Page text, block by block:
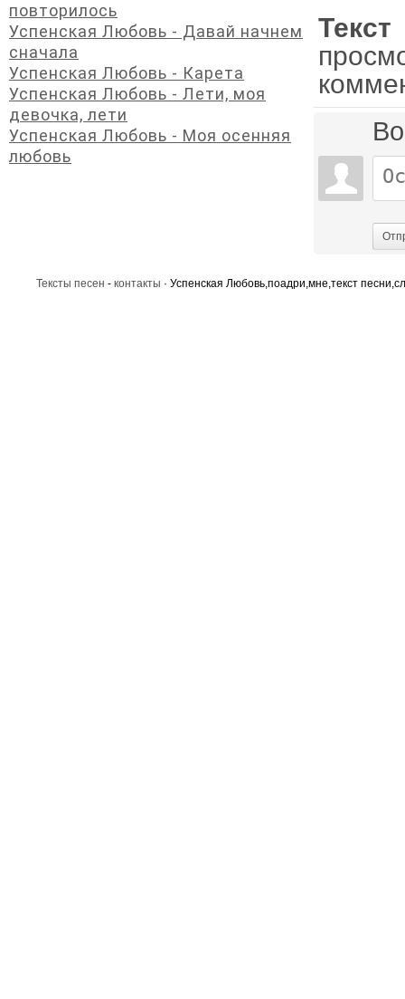
повторилось
Успенская Любовь - Давай начнем
сначала
Успенская Любовь - Карета
Успенская Любовь - Лети, моя
девочка, лети
Успенская Любовь - Моя осенняя
любовь
Тексты песен - контакты · Успенская Любовь,поадри,мне,текст